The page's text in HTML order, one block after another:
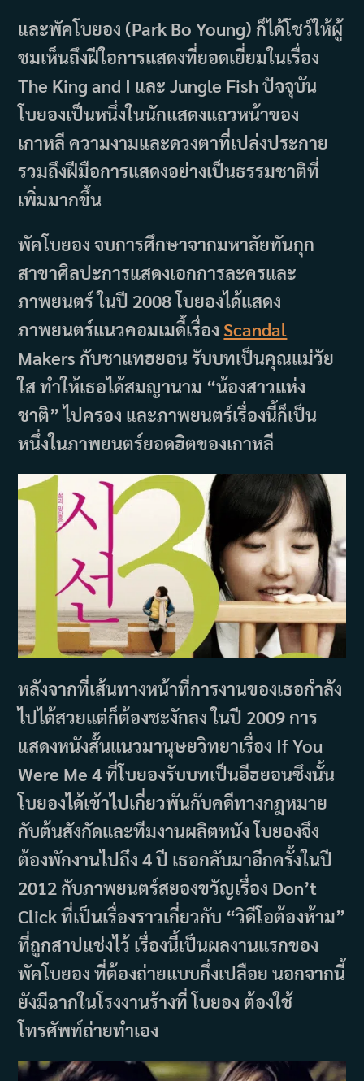
และพัคโบยอง (Park Bo Young) ก็ได้โชว์ให้ผู้
ชมเห็นถึงฝีใอการแสดงที่ยอดเยี่ยมในเรื่อง
The King and I และ Jungle Fish ปัจจุบัน
โบยองเป็นหนึ่งในนักแสดงแถวหน้าของ
เกาหลี ความงามและดวงตาที่เปล่งประกาย
รวมถึงฝีมือการแสดงอย่างเป็นธรรมชาติที่
เพิ่มมากขึ้น
พัคโบยอง จบการศึกษาจากมหาลัยทันกุก
สาขาศิลปะการแสดงเอกการละครและ
ภาพยนตร์ ในปี 2008 โบยองได้แสดง
ภาพยนตร์แนวคอมเมดี้เรื่อง Scandal
Makers กับชาแทฮยอน รับบทเป็นคุณแม่วัย
ใส ทำให้เธอได้สมญานาม “น้องสาวแห่ง
ชาติ” ไปครอง และภาพยนตร์เรื่องนี้ก็เป็น
หนึ่งในภาพยนตร์ยอดฮิตของเกาหลี
หลังจากที่เส้นทางหน้าที่การงานของเธอกำลัง
ไปได้สวยแต่ก็ต้องชะงักลง ในปี 2009 การ
แสดงหนังสั้นแนวมานุษยวิทยาเรื่อง If You
Were Me 4 ที่โบยองรับบทเป็นอีฮยอนซึงนั้น
โบยองได้เข้าไปเกี่ยวพันกับคดีทางกฎหมาย
กับต้นสังกัดและทีมงานผลิตหนัง โบยองจึง
ต้องพักงานไปถึง 4 ปี เธอกลับมาอีกครั้งในปี
2012 กับภาพยนตร์สยองขวัญเรื่อง Don’t
Click ที่เป็นเรื่องราวเกี่ยวกับ “วิดีโอต้องห้าม”
ที่ถูกสาปแช่งไว้ เรื่องนี้เป็นผลงานแรกของ
พัคโบยอง ที่ต้องถ่ายแบบกึ่งเปลือย นอกจากนี้
ยังมีฉากในโรงงานร้างที่ โบยอง ต้องใช้
โทรศัพท์ถ่ายทำเอง